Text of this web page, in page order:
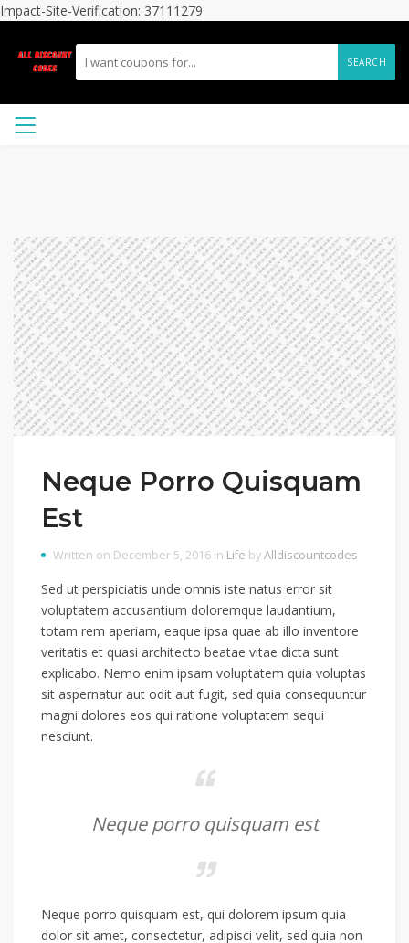
Impact-Site-Verification: 37111279
SEARCH
Neque Porro Quisquam
Est
Written on December 5, 2016 in Life byAlldiscountcodes
Sed ut perspiciatis unde omnis iste natus error sit
voluptatem accusantium doloremque laudantium,
totam rem aperiam, eaque ipsa quae ab illo inventore
veritatis et quasi architecto beatae vitae dicta sunt
explicabo. Nemo enim ipsam voluptatem quia voluptas
sit aspernatur aut odit aut fugit, sed quia consequuntur
magni dolores eos qui ratione voluptatem sequi
nesciunt.
Neque porro quisquam est
Neque porro quisquam est, qui dolorem ipsum quia
dolor sit amet, consectetur, adipisci velit, sed quia non